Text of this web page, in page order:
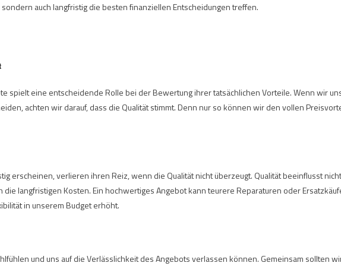
auch langfristig die besten finanziellen Entscheidungen treffen.
spielt eine entscheidende Rolle bei der Bewertung ihrer tatsächlichen Vorteile. Wenn wir
achten wir darauf, dass die Qualität stimmt. Denn nur so können wir den vollen
erscheinen, verlieren ihren Reiz, wenn die Qualität nicht überzeugt. Qualität beeinflusst nicht
langfristigen Kosten. Ein hochwertiges Angebot kann teurere Reparaturen oder
in unserem Budget erhöht.
und uns auf die Verlässlichkeit des Angebots verlassen können. Gemeinsam sollten